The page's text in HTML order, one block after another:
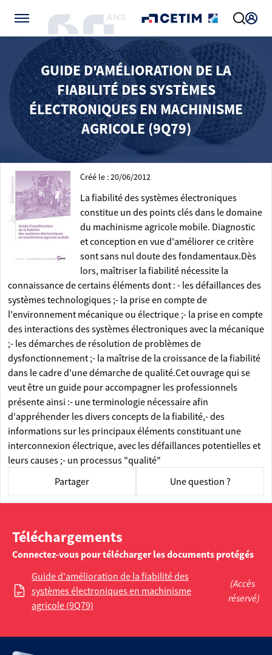
GUIDE D'AMÉLIORATION DE LA
FIABILITÉ DES SYSTÈMES
ÉLECTRONIQUES EN MACHINISME
AGRICOLE (9Q79)
Créé le : 20/06/2012
La fiabilité des systèmes électroniques
constitue un des points clés dans le domaine
du machinisme agricole mobile. Diagnostic
et conception en vue d'améliorer ce critère
sont sans nul doute des fondamentaux.Dès
lors, maîtriser la fiabilité nécessite la
connaissance de certains éléments dont : - les défaillances des
systèmes technologiques ;- la prise en compte de
l'environnement mécanique ou électrique ;- la prise en compte
des interactions des systèmes électroniques avec la mécanique
;- les démarches de résolution de problèmes de
dysfonctionnement ;- la maîtrise de la croissance de la fiabilité
dans le cadre d'une démarche de qualité.Cet ouvrage qui se
veut être un guide pour accompagner les professionnels
présente ainsi :- une terminologie nécessaire afin
d'appréhender les divers concepts de la fiabilité,- des
informations sur les principaux éléments constituant une
interconnexion électrique, avec les défaillances potentielles et
leurs causes ;- un processus "qualité"
Partager
Une question ?
Téléchargements
Connectez-vous pour télécharger les documents protégés
Guide d'amélioration de la fiabilité des
systèmes électroniques en machinisme
agricole (9Q79)
(Accès
réservé)